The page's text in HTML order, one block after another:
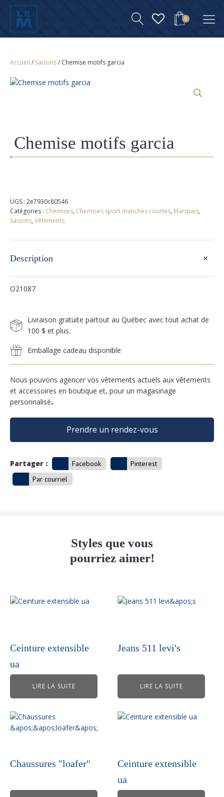
0
Accueil / Saisons/ Chemise motifs garcia
Chemise motifs garcia
UGS : 2e7930c80546
Catégories : Chemises, Chemises sport manches courtes, Marques,
Saisons, Vêtements
Description +
O21087
Livraison gratuite partout au Québec avec tout achat de
100 $ et plus.
Emballage cadeau disponible
Nous pouvons agencer vos vêtements actuels aux vêtements
et accessoires en boutique et, pour un magasinage
personnalisé.
Prendre un rendez-vous
Partager : Facebook
Pinterest
Par courriel
Styles que vous
pourriez aimer!
Ceinture extensible
ua
LIRE LA SUITE
Jeans 511 levi's
LIRE LA SUITE
Chaussures ''loafer''
Ceinture extensible
ua